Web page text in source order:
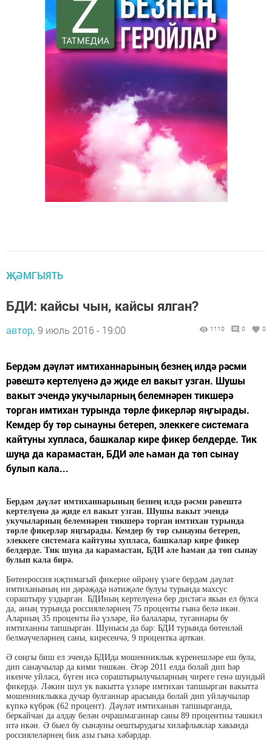
ҖӘМГЫЯТЬ
БДИ: кайсы чын, кайсы ялган?
автор, 9 июль 2016 - 19:00 1110 0 0
Бердәм дәүләт имтиханнарының безнең илдә рәсми
рәвештә кертелүенә дә җиде ел вакыт узган. Шушы
вакыт эчендә укучыларның белемнәрен тикшерә
торган имтихан турында төрле фикерләр яңгырады.
Кемдер бу төр сынауны бетереп, элеккеге системага
кайтуны хупласа, башкалар кире фикер белдерде. Тик
шуңа да карамастан, БДИ әле һаман да төп сынау
булып кала...
Бердәм дәүләт имтиханнарының безнең илдә рәсми рәвештә
кертелүенә дә җиде ел вакыт узган. Шушы вакыт эчендә
укучыларның белемнәрен тикшерә торган имтихан турында
төрле фикерләр яңгырады. Кемдер бу төр сынауны бетереп,
элеккеге системага кайтуны хупласа, башкалар кире фикер
белдерде. Тик шуңа да карамастан, БДИ әле һаман да төп сынау
булып кала бирә.
Бөтенроссия иҗтимагый фикерне өйрәнү үзәге бердәм дәүләт
имтиханының ни дәрәҗәдә нәтиҗәле булуы турында махсус
сораштыру уздырган. БДИның кертелүенә бер дистәгә якын ел булса
да, аның турында россиялеләрнең 75 проценты гына белә икән.
Аларның 35 проценты йә үзләре, йә балалары, туганнары бу
имтиханны тапшырган. Шунысы да бар: БДИ турында бөтенләй
белмәүчеләрнең саны, киресенчә, 9 процентка арткан.
Ә соңгы биш ел эчендә БДИда мошенниклык күренешләре еш була,
дип санаучылар да кими төшкән. Әгәр 2011 елда болай дип һәр
икенче уйласа, бүген исә сораштырылучыларның чиреге генә шундый
фикердә. Ләкин шул ук вакытта үзләре имтихан тапшырган вакытта
мошенниклыкка дучар булганнар арасында болай дип уйлаучылар
күпкә күбрәк (62 процент). Дәүләт имтиханын тапшырганда,
беркайчан да алдау белән очрашмаганнар саны 89 процентны тәшкил
итә икән. Ә быел бу сынауны оештырудагы хилафлыклар хакында
россиялеләрнең бик азы гына хәбәрдар.